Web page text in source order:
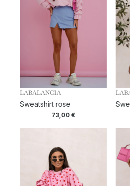
LABALANCIA
Sweatshirt rose
73,00 €